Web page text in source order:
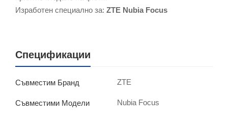
Изработен специално за: ZTE Nubia Focus
Спецификации
Съвместим Бранд ZTE
Съвместими Модели Nubia Focus